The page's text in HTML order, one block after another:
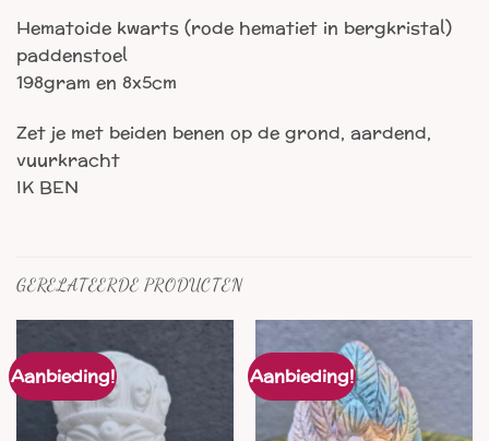
Hematoide kwarts (rode hematiet in bergkristal)
paddenstoel
198gram en 8x5cm
Zet je met beiden benen op de grond, aardend,
vuurkracht
IK BEN
GERELATEERDE PRODUCTEN
Aanbieding! Aanbieding!